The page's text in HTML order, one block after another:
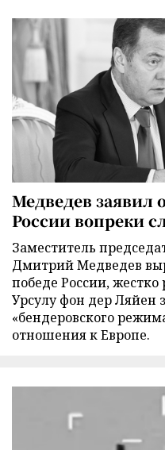
Медведев заявил
России вопреки
Заместитель
Дмитрий Медведев
победе России, жестко
Урсулу фон дер Ляйен
«бендеровского
отношения к Европе.